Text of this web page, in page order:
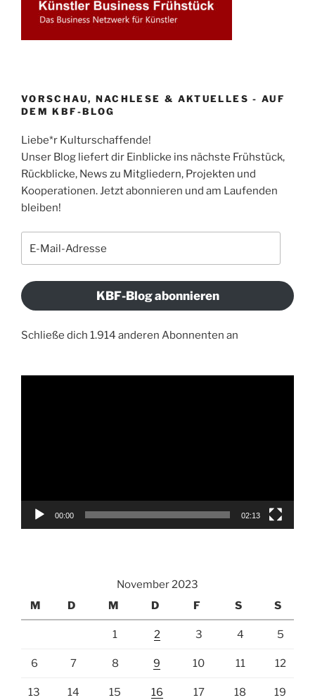
VORSCHAU, NACHLESE & AKTUELLES - AUF
DEM KBF-BLOG
Liebe*r Kulturschaffende!
Unser Blog liefert dir Einblicke ins nächste Frühstück,
Rückblicke, News zu Mitgliedern, Projekten und
Kooperationen. Jetzt abonnieren und am Laufenden
bleiben!
Mail-
KBF-Blog abonnieren
Schließe dich 1.914 anderen Abonnenten an
00:00 02:13
November 2023
M
D M D F S S
1 2 3 4 5
6 7 8 9 10 11 12
13 14 15 16 17 18 19